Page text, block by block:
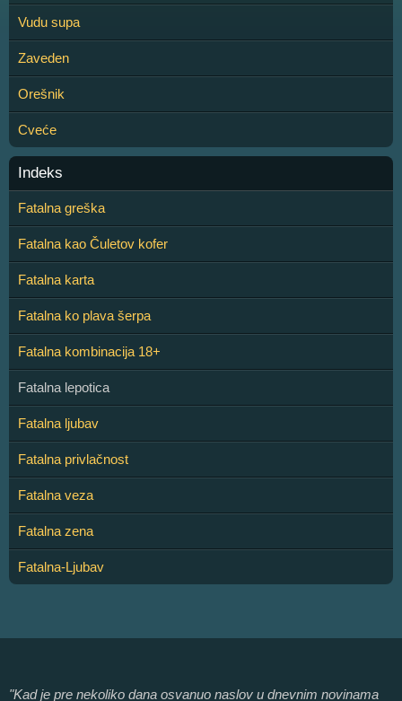
Vudu supa
Zaveden
Orešnik
Cveće
Indeks
Fatalna greška
Fatalna kao Čuletov kofer
Fatalna karta
Fatalna ko plava šerpa
Fatalna kombinacija 18+
Fatalna lepotica
Fatalna ljubav
Fatalna privlačnost
Fatalna veza
Fatalna zena
Fatalna-Ljubav
"Kad je pre nekoliko dana osvanuo naslov u dnevnim novinama